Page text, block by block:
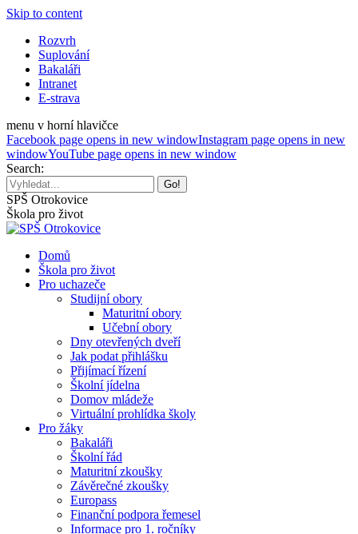
Skip to content
Rozvrh
Suplování
Bakaláři
Intranet
E-strava
menu v horní hlavičce
Facebook page opens in new windowInstagram page opens in new
windowYouTube page opens in new window
Search:
SPŠ Otrokovice
Škola pro život
Domů
Škola pro život
Pro uchazeče
Studijní obory
Maturitní obory
Učební obory
Dny otevřených dveří
Jak podat přihlášku
Přijímací řízení
Školní jídelna
Domov mládeže
Virtuální prohlídka školy
Pro žáky
Bakaláři
Školní řád
Maturitní zkoušky
Závěrečné zkoušky
Europass
Finanční podpora řemesel
Informace pro 1. ročníky